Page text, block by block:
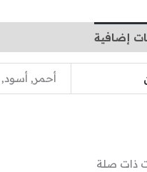
إضافية
أحمر, أسود,
ذات صلة